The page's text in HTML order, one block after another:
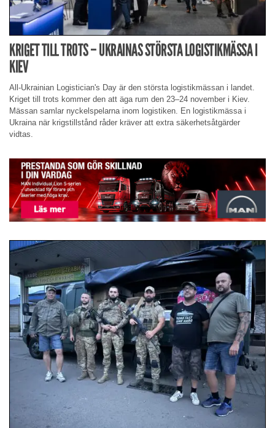
KRIGET TILL TROTS – UKRAINAS STÖRSTA LOGISTIKMÄSSA I
KIEV
All-Ukrainian Logistician's Day är den största logistikmässan i landet.
Kriget till trots kommer den att äga rum den 23–24 november i Kiev.
Mässan samlar nyckelspelarna inom logistiken. En logistikmässa i
Ukraina när krigstillstånd råder kräver att extra säkerhetsåtgärder
vidtas.